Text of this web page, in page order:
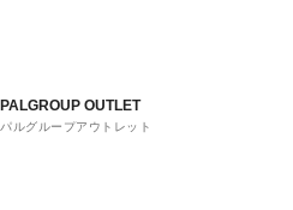
PALGROUP OUTLET
パルグループアウトレット